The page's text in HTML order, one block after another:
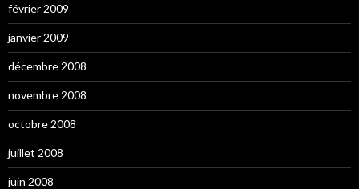
février 2009
janvier 2009
décembre 2008
novembre 2008
octobre 2008
juillet 2008
juin 2008